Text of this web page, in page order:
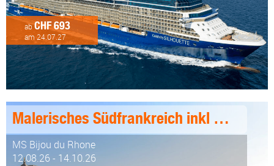
abCHF 693
am 24.07.27
Malerisches Südfrankreich inkl Genusspaket 8 Tage ab/an Lyon
MS Bijou du Rhone
12.08.26 - 14.10.26